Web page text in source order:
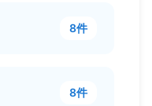
8件
8件